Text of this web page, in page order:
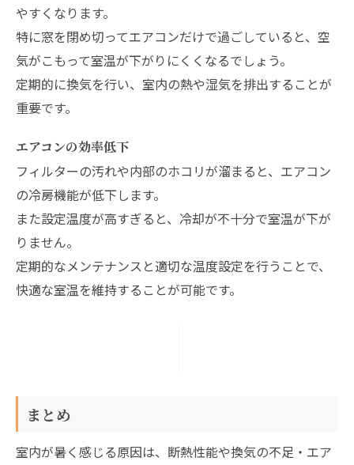
やすくなります。
特に窓を閉め切ってエアコンだけで過ごしていると、空
気がこもって室温が下がりにくくなるでしょう。
定期的に換気を行い、室内の熱や湿気を排出することが
重要です。
エアコンの効率低下
フィルターの汚れや内部のホコリが溜まると、エアコン
の冷房機能が低下します。
また設定温度が高すぎると、冷却が不十分で室温が下が
りません。
定期的なメンテナンスと適切な温度設定を行うことで、
快適な室温を維持することが可能です。
まとめ
室内が暑く感じる原因は、断熱性能や換気の不足・エア